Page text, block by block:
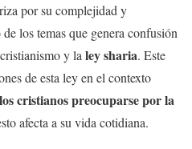
por su complejidad y
los temas que genera confusión
y la ley sharia. Este
de esta ley en el contexto
cristianos preocuparse por la
afecta a su vida cotidiana.